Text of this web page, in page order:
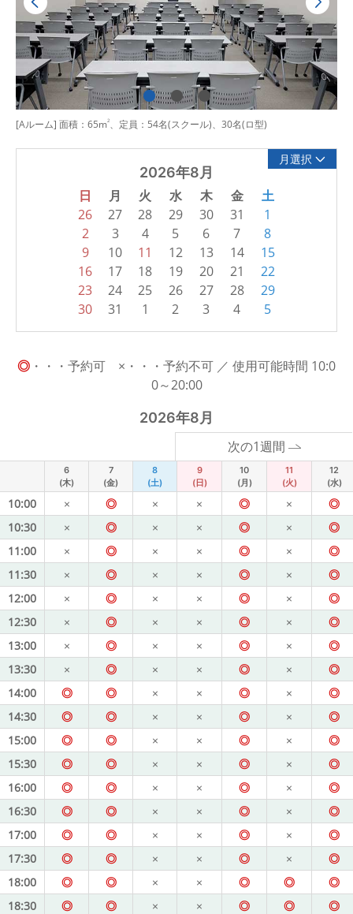
[Aルーム] 面積：65m2、定員：54名(スクール)、30名(ロ型)
月選択
2026年8月
日 月 火 水 木 金 土
26 27 28 29 30 31
1
2
3 4 5 6 7
8
9
10 11 12 13 14
15
16
17 18 19 20 21
22
23
24 25 26 27 28
29
30
31 1 2 3 4 5
◎ ・・・予約可 ×・・・予約不可 ／ 使用可能時間 10:0
0～20:00
2026年8月
次の1週間
6
(木)
7
(金)
8
(土)
9
(日)
10
(月)
11
(火)
12
(水)
10:00 × ◎ × × ◎ ×
◎
10:30
× ◎ × × ◎ ×
◎
11:00
× ◎ × × ◎ ×
◎
11:30
× ◎ × × ◎ ×
◎
12:00
× ◎ × × ◎ ×
◎
12:30
× ◎ × × ◎ ×
◎
13:00
× ◎ × × ◎ ×
◎
13:30
× ◎ × × ◎ ×
◎
14:00
◎ ◎ × × ◎ ×
◎
14:30
◎ ◎ × × ◎ ×
◎
15:00
◎ ◎ × × ◎ ×
◎
15:30
◎ ◎ × × ◎ ×
◎
16:00
◎ ◎ × × ◎ ×
◎
16:30
◎ ◎ × × ◎ ×
◎
17:00
◎ ◎ × × ◎ ×
◎
17:30
◎ ◎ × × ◎ ×
◎
18:00
◎ ◎ × × ◎ ◎
◎
18:30
◎ ◎ × × ◎ ◎
◎